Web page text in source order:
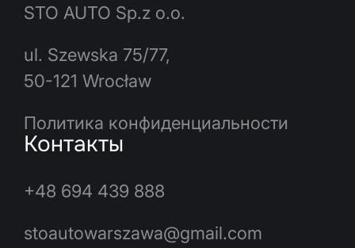
STO AUTO Sp.z o.o.
ul. Szewska 75/77,
50-121 Wrocław
Политика конфиденциальности
Контакты
+48 694 439 888
stoautowarszawa@gmail.com